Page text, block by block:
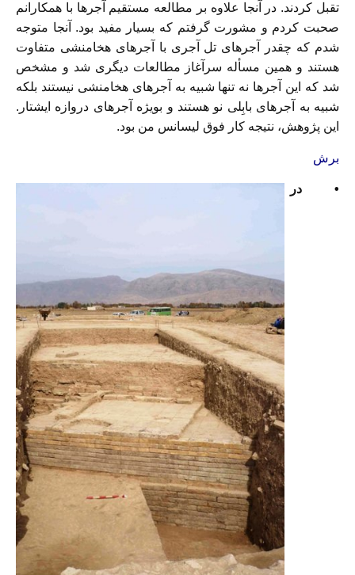
تقبل کردند. در آنجا علاوه بر مطالعه مستقیم آجرها با همکارانم
صحبت کردم و مشورت گرفتم که بسیار مفید بود. آنجا متوجه
شدم که چقدر آجرهای تل آجری با آجرهای هخامنشی متفاوت
هستند و همین مسأله سرآغاز مطالعات دیگری شد و مشخص
شد که این آجرها نه تنها شبیه به آجرهای هخامنشی نیستند بلکه
شبیه به آجرهای بابِلی نو هستند و بویژه آجرهای دروازه ایشتار.
این پژوهش، نتیجه کار فوق لیسانس من بود.
برش
• در